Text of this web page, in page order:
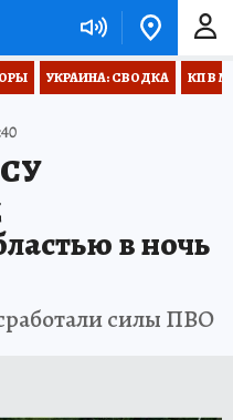
УКРАИНА: СВОДКА КП В
в ночь
силы ПВО